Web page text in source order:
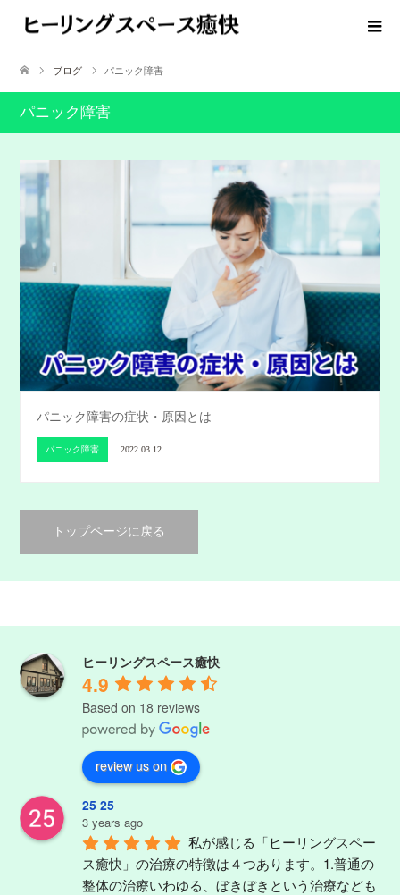
ブログ パニック障害
パニック障害
パニック障害の症状・原因とは
パニック障害 2022.03.12
トップページに戻る
ヒーリングスペース癒快
4.9
Based on 18 reviews
review us on
25 25
3 years ago
私が感じる「ヒーリングスペー
ス癒快」の治療の特徴は４つあります。1.普通の
整体の治療いわゆる、ぼきぼきという治療なども